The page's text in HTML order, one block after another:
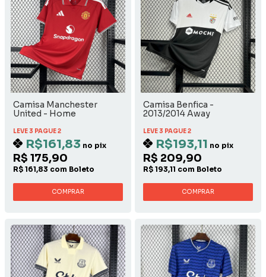
Camisa Manchester
United - Home
LEVE 3 PAGUE 2
R$161,83 no pix
R$ 175,90
R$ 161,83 com Boleto
COMPRAR
Camisa Benfica -
2013/2014 Away
LEVE 3 PAGUE 2
R$193,11 no pix
R$ 209,90
R$ 193,11 com Boleto
COMPRAR